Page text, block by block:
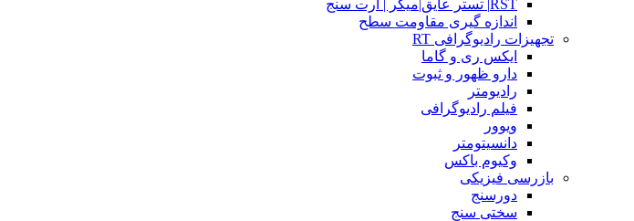
RST| تستر عایق|میگر | ارت سنج
اندازه گیری مقاومت سطح
تجهیزات رادیوگرافی RT
ایکس ری و گاما
دارو ظهور و ثبوت
رادیومتر
فیلم رادیوگرافی
ویوور
دانسیتومتر
وکیوم باکس
بازرسی فیزیکی
دورسنج
سختی سنج